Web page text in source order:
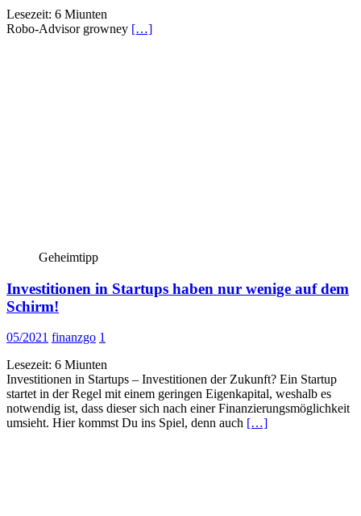
Lesezeit: 6 Miunten
Robo-Advisor growney […]
Geheimtipp
Investitionen in Startups haben nur wenige auf dem
Schirm!
05/2021 finanzgo 1
Lesezeit: 6 Miunten
Investitionen in Startups – Investitionen der Zukunft? Ein Startup
startet in der Regel mit einem geringen Eigenkapital, weshalb es
notwendig ist, dass dieser sich nach einer Finanzierungsmöglichkeit
umsieht. Hier kommst Du ins Spiel, denn auch […]